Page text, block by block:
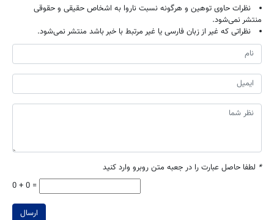
نظرات حاوی توهین و هرگونه نسبت ناروا به اشخاص حقیقی و حقوقی
منتشر نمی‌شود.
نظراتی که غیر از زبان فارسی یا غیر مرتبط با خبر باشد منتشر نمی‌شود.
* لطفا حاصل عبارت را در جعبه متن روبرو وارد کنید
0 + 0 =
ارسال